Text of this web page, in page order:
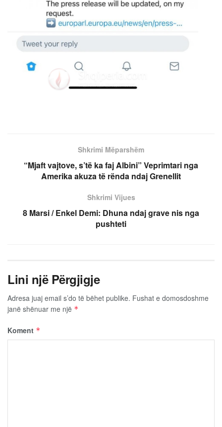
Shkrimi Mëparshëm
“Mjaft vajtove, s’të ka faj Albini” Veprimtari nga
Amerika akuza të rënda ndaj Grenellit
Shkrimi Vijues
8 Marsi / Enkel Demi: Dhuna ndaj grave nis nga
pushteti
Lini një Përgjigje
Adresa juaj email s’do të bëhet publike. Fushat e domosdoshme
janë shënuar me një *
Koment *